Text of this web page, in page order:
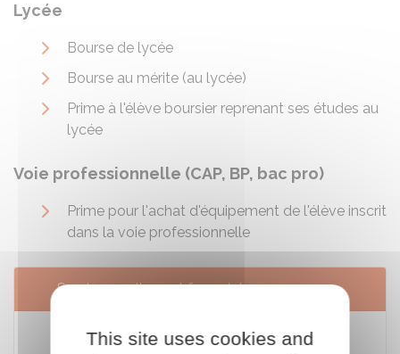
Lycée
Bourse de lycée
Bourse au mérite (au lycée)
Prime à l'élève boursier reprenant ses études au
lycée
Voie professionnelle (CAP, BP, bac pro)
Prime pour l'achat d'équipement de l'élève inscrit
dans la voie professionnelle
Services en ligne et formulaires
Demande de bourse de collège
This site uses cookies and